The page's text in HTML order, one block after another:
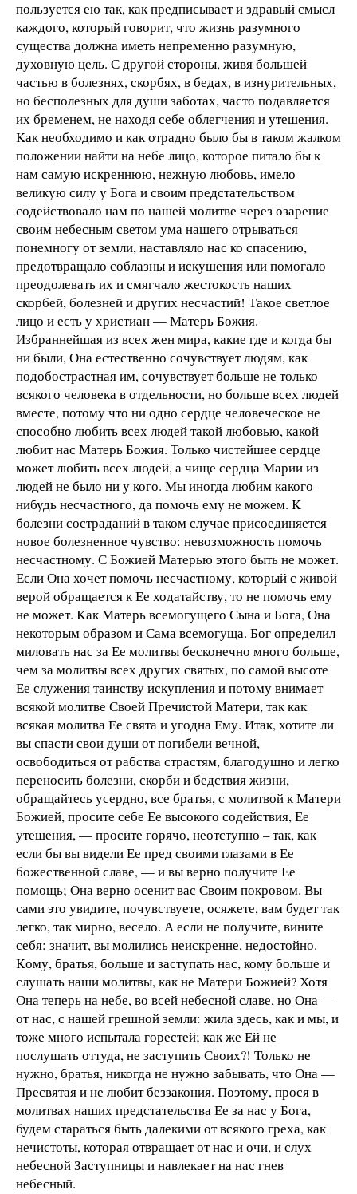
пользуется ею так, как предписывает и здравый смысл
каждого, который говорит, что жизнь разумного
существа должна иметь непременно разумную,
духовную цель. С другой стороны, живя большей
частью в болезнях, скорбях, в бедах, в изнурительных,
но бесполезных для души заботах, часто подавляется
их бременем, не находя себе облегчения и утешения.
Kак необходимо и как отрадно было бы в таком жалком
положении найти на небе лицо, которое питало бы к
нам самую искреннюю, нежную любовь, имело
великую силу у Бога и своим предстательством
содействовало нам по нашей молитве через озарение
своим небесным светом ума нашего отрываться
понемногу от земли, наставляло нас ко спасению,
предотвращало соблазны и искушения или помогало
преодолевать их и смягчало жестокость наших
скорбей, болезней и других несчастий! Такое светлое
лицо и есть у христиан — Матерь Божия.
Избраннейшая из всех жен мира, какие где и когда бы
ни были, Она естественно сочувствует людям, как
подобострастная им, сочувствует больше не только
всякого человека в отдельности, но больше всех людей
вместе, потому что ни одно сердце человеческое не
способно любить всех людей такой любовью, какой
любит нас Матерь Божия. Только чистейшее сердце
может любить всех людей, а чище сердца Марии из
людей не было ни у кого. Мы иногда любим какого-
нибудь несчастного, да помочь ему не можем. K
болезни состраданий в таком случае присоединяется
новое болезненное чувство: невозможность помочь
несчастному. С Божией Матерью этого быть не может.
Если Она хочет помочь несчастному, который с живой
верой обращается к Ее ходатайству, то не помочь ему
не может. Kак Матерь всемогущего Сына и Бога, Она
некоторым образом и Сама всемогуща. Бог определил
миловать нас за Ее молитвы бесконечно много больше,
чем за молитвы всех других святых, по самой высоте
Ее служения таинству искупления и потому внимает
всякой молитве Своей Пречистой Матери, так как
всякая молитва Ее свята и угодна Ему. Итак, хотите ли
вы спасти свои души от погибели вечной,
освободиться от рабства страстям, благодушно и легко
переносить болезни, скорби и бедствия жизни,
обращайтесь усердно, все братья, с молитвой к Матери
Божией, просите себе Ее высокого содействия, Ее
утешения, — просите горячо, неотступно – так, как
если бы вы видели Ее пред своими глазами в Ее
божественной славе, — и вы верно получите Ее
помощь; Она верно осенит вас Своим покровом. Вы
сами это увидите, почувствуете, осяжете, вам будет так
легко, так мирно, весело. А если не получите, вините
себя: значит, вы молились неискренне, недостойно.
Kому, братья, больше и заступать нас, кому больше и
слушать наши молитвы, как не Матери Божией? Хотя
Она теперь на небе, во всей небесной славе, но Она —
от нас, с нашей грешной земли: жила здесь, как и мы, и
тоже много испытала горестей; как же Ей не
послушать оттуда, не заступить Своих?! Только не
нужно, братья, никогда не нужно забывать, что Она —
Пресвятая и не любит беззакония. Поэтому, прося в
молитвах наших предстательства Ее за нас у Бога,
будем стараться быть далекими от всякого греха, как
нечистоты, которая отвращает от нас и очи, и слух
небесной Заступницы и навлекает на нас гнев
небесный.